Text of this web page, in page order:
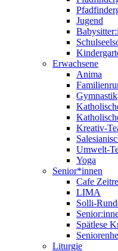
Jugend
Erwachsene
Anima
Gymnastik
Kreativ-
Umwelt-
Yoga
Senior*innen
Cafe
LIMA
Solli-
Spätlese
Liturgie